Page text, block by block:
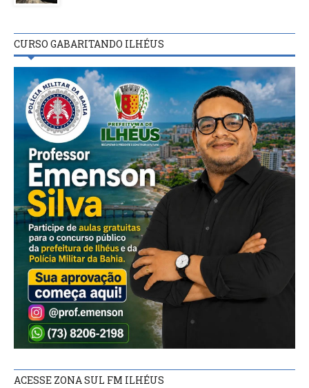
CURSO GABARITANDO ILHÉUS
ACESSE ZONA SUL FM ILHÉUS